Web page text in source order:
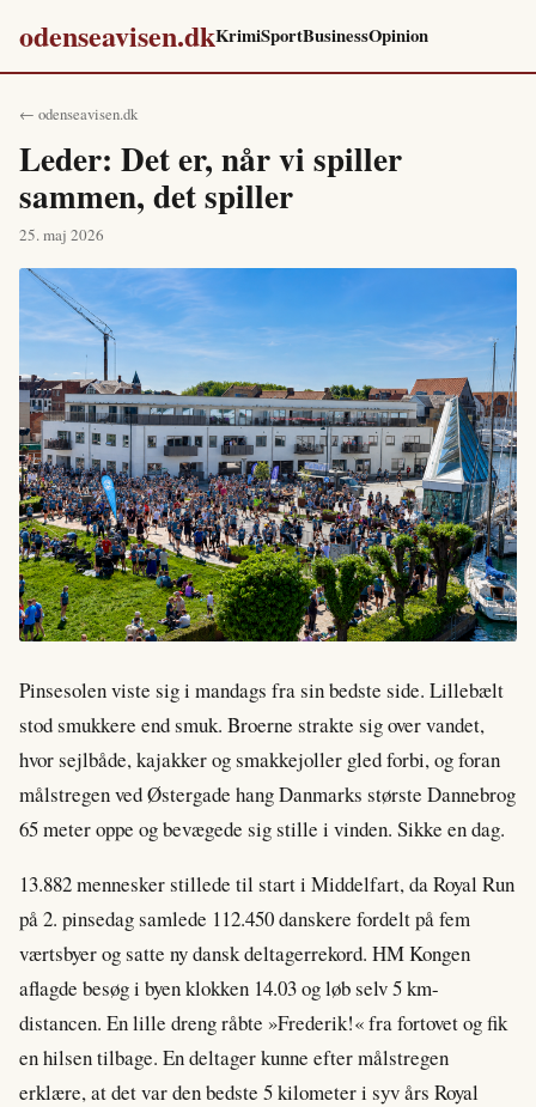
odenseavisen.dkKrimiSportBusinessOpinion
← odenseavisen.dk
Leder: Det er, når vi spiller
sammen, det spiller
25. maj 2026
Pinsesolen viste sig i mandags fra sin bedste side. Lillebælt
stod smukkere end smuk. Broerne strakte sig over vandet,
hvor sejlbåde, kajakker og smakkejoller gled forbi, og foran
målstregen ved Østergade hang Danmarks største Dannebrog
65 meter oppe og bevægede sig stille i vinden. Sikke en dag.
13.882 mennesker stillede til start i Middelfart, da Royal Run
på 2. pinsedag samlede 112.450 danskere fordelt på fem
værtsbyer og satte ny dansk deltagerrekord. HM Kongen
aflagde besøg i byen klokken 14.03 og løb selv 5 km-
distancen. En lille dreng råbte »Frederik!« fra fortovet og fik
en hilsen tilbage. En deltager kunne efter målstregen
erklære, at det var den bedste 5 kilometer i syv års Royal